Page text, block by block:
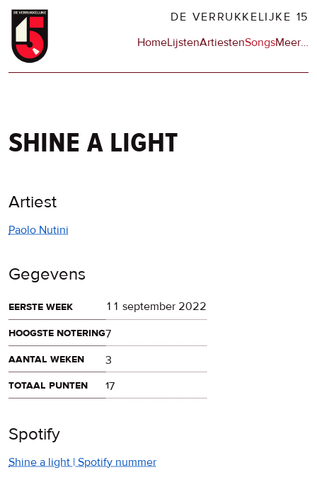
Overslaan
naar
DE VERRUKKELIJKE 15
Hoofdnavigatie
HomeLijstenArtiestenSongsMeerop
…
shine a light
Artiest
Paolo Nutini
Gegevens
eerste week
11 september 2022
hoogste notering7
aantal weken
3
totaal punten
17
Spotify
Shine a light | Spotify nummer